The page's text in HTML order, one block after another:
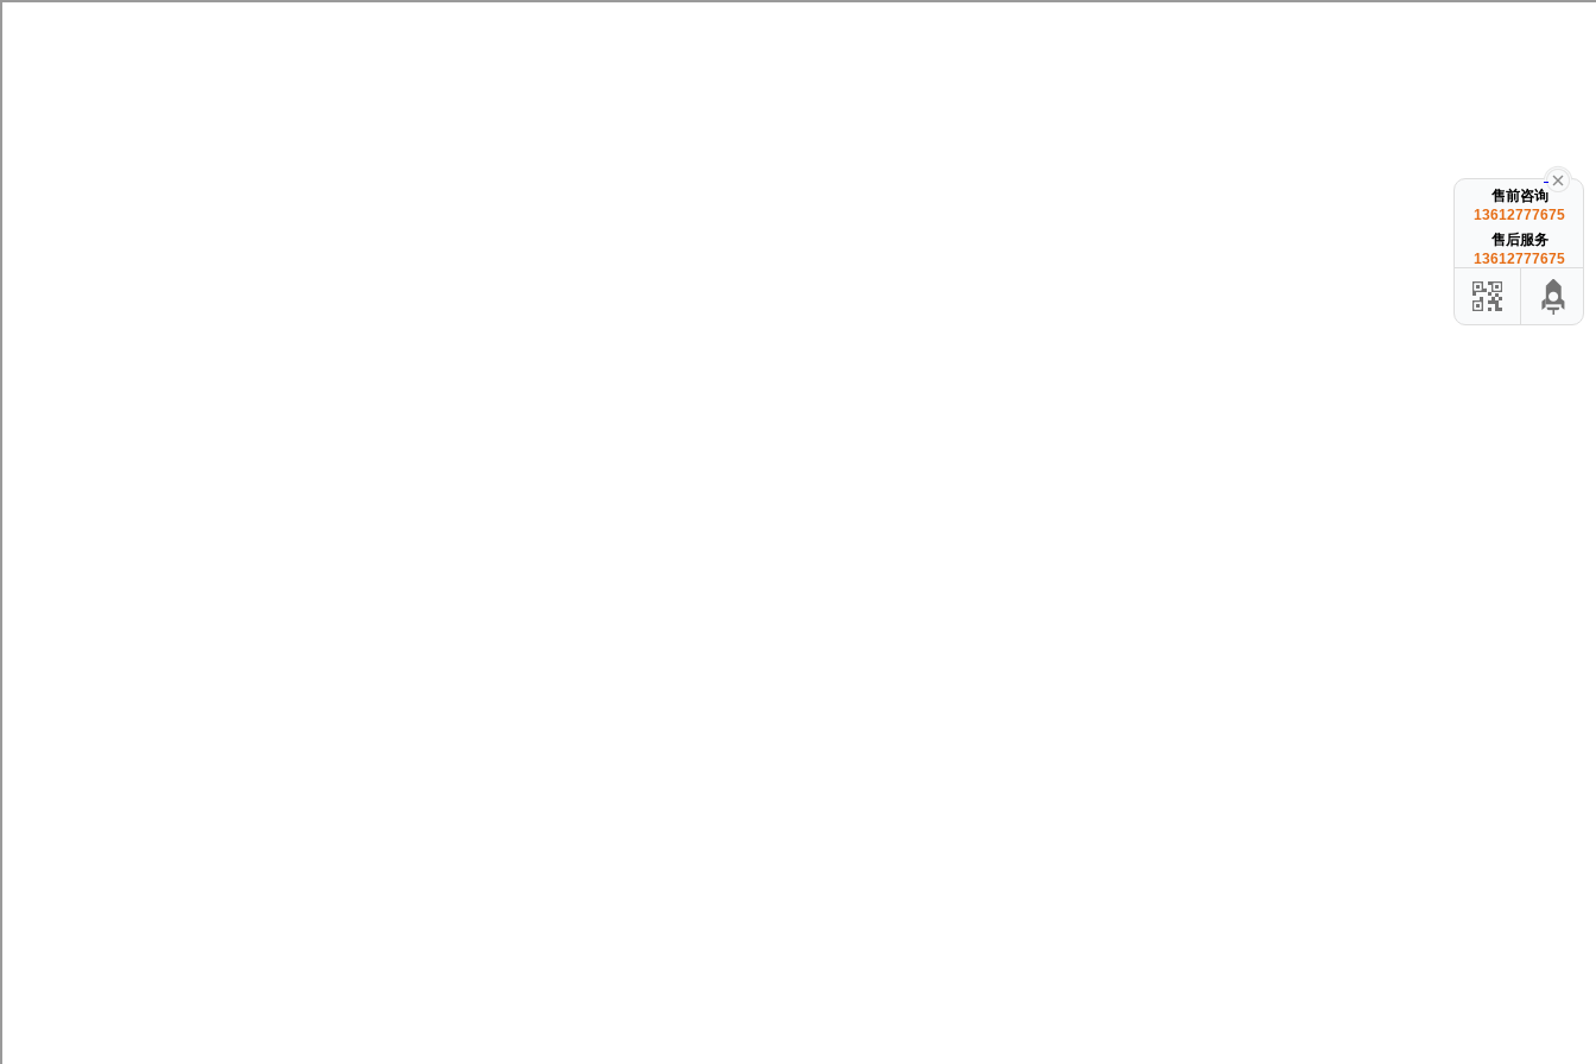
售前咨询
13612777675
售后服务
13612777675